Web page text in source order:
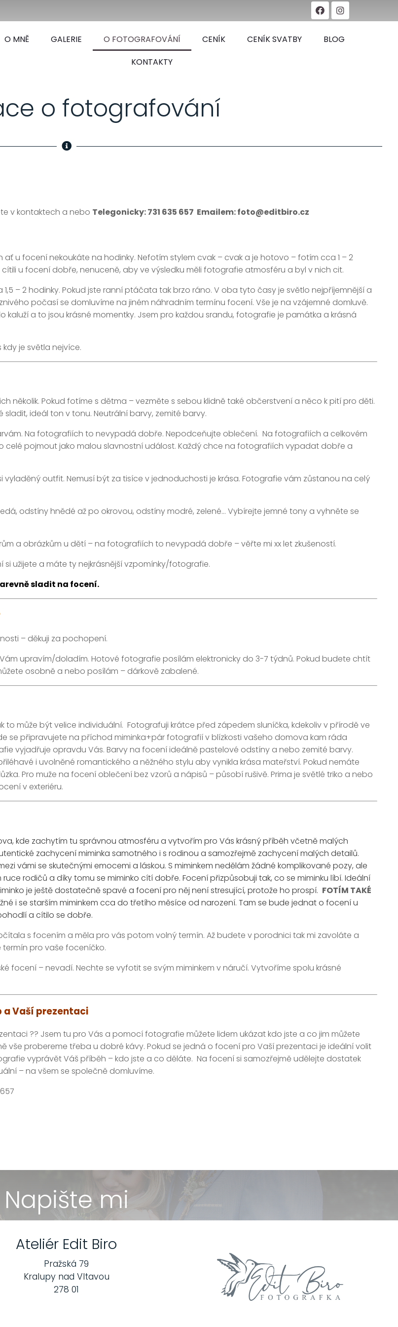
O MNĚ GALERIE O FOTOGRAFOVÁNÍ CENÍK CENÍK SVATBY
BLOG
KONTAKTY
o fotografování
v kontaktech a nebo Telegonicky: 731 635 657 Emailem: foto@editbiro.cz
u focení nekoukáte na hodinky. Nefotím stylem cvak – cvak a je hotovo – fotím cca 1 – 2
u focení dobře, nenuceně, aby ve výsledku měli fotografie atmosféru a byl v nich cit.
– 2 hodinky. Pokud jste ranní ptáčata tak brzo ráno. V oba tyto časy je světlo nejpříjemnější a
počasí se domluvíme na jiném náhradním termínu focení. Vše je na vzájemné domluvě.
a to jsou krásné momentky. Jsem pro každou srandu, fotografie je památka a krásná
je světla nejvíce.
několik. Pokud fotíme s dětma – vezměte s sebou klidně také občerstvení a něco k pití pro děti.
ideál ton v tonu. Neutrální barvy, zemité barvy.
Na fotografiích to nevypadá dobře. Nepodceňujte oblečení. Na fotografiích a celkovém
celé pojmout jako malou slavnostní událost. Každý chce na fotografiích vypadat dobře a
outfit. Nemusí být za tisíce v jednoduchosti je krása. Fotografie vám zůstanou na celý
odstíny hnědé až po okrovou, odstíny modré, zelené… Vybírejte jemné tony a vyhněte se
a obrázkům u dětí – na fotografiích to nevypadá dobře – věřte mi xx let zkušeností.
užijete a máte ty nejkrásnější vzpomínky/fotografie.
sladit na focení.
– děkuji za pochopení.
upravím/doladím. Hotové fotografie posílám elektronicky do 3-7 týdnů. Pokud budete chtít
osobně a nebo posílám – dárkově zabalené.
může být velice individuální. Fotografuji krátce před zápedem sluníčka, kdekoliv v přírodě ve
se připravujete na příchod miminka+pár fotografií v blízkosti vašeho domova kam ráda
vyjadřuje opravdu Vás. Barvy na focení ideálně pastelové odstíny a nebo zemité barvy.
i uvolněné romantického a něžného stylu aby vynikla krása mateřství. Pokud nemáte
Pro muže na focení oblečení bez vzorů a nápisů – působí rušivě. Prima je světlé triko a nebo
v exteriéru.
kde zachytím tu správnou atmosféru a vytvořím pro Vás krásný příběh včetně malých
zachycení miminka samotného i s rodinou a samozřejmě zachycení malých detailů.
vámi se skutečnými emocemi a láskou. S miminkem nedělám žádné komplikované pozy, ale
rodičů a díky tomu se miminko cítí dobře. Focení přizpůsobuji tak, co se miminku líbí. Ideální
je ještě dostatečně spavé a focení pro něj není stresující, protože ho prospí. FOTÍM TAKÉ
i se starším miminkem cca do třetího měsíce od narození. Tam se bude jednat o focení u
a cítilo se dobře.
s focením a měla pro vás potom volný termín. Až budete v porodnici tak mi zavoláte a
pro vaše foceníčko.
focení – nevadí. Nechte se vyfotit se svým miminkem v náručí. Vytvoříme spolu krásné
Vaší prezentaci
?? Jsem tu pro Vás a pomocí fotografie můžete lidem ukázat kdo jste a co jim můžete
probereme třeba u dobré kávy. Pokud se jedná o focení pro Vaší prezentaci je ideální volit
vyprávět Váš příběh – kdo jste a co děláte. Na focení si samozřejmě udělejte dostatek
– na všem se společně domluvíme.
Napište mi
Ateliér Edit Biro
Pražská 79
Kralupy nad Vltavou
278 01